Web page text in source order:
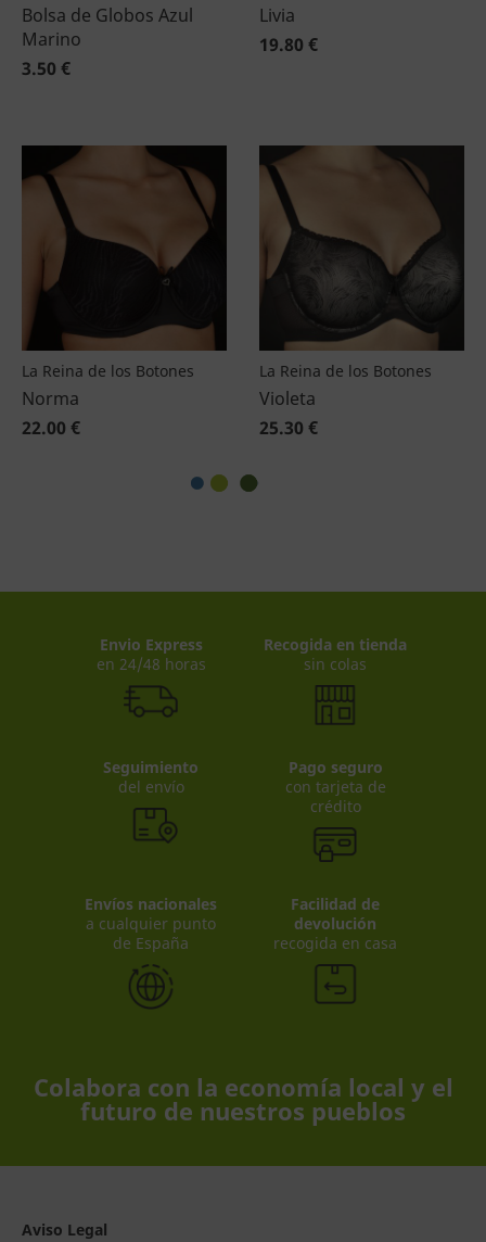
Bolsa de Globos Azul
Marino
3.50 €
Livia
19.80 €
La Reina de los Botones
Norma
22.00 €
La Reina de los Botones
Violeta
25.30 €
Envio Express
en 24/48 horas
Recogida en tienda
sin colas
Seguimiento
del envío
Pago seguro
con tarjeta de
crédito
Envíos nacionales
a cualquier punto
de España
Facilidad de
devolución
recogida en casa
Colabora con la economía local y el
futuro de nuestros pueblos
Aviso Legal